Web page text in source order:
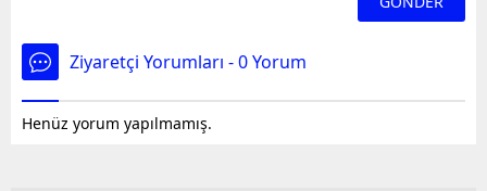
Ziyaretçi Yorumları - 0 Yorum
Henüz yorum yapılmamış.